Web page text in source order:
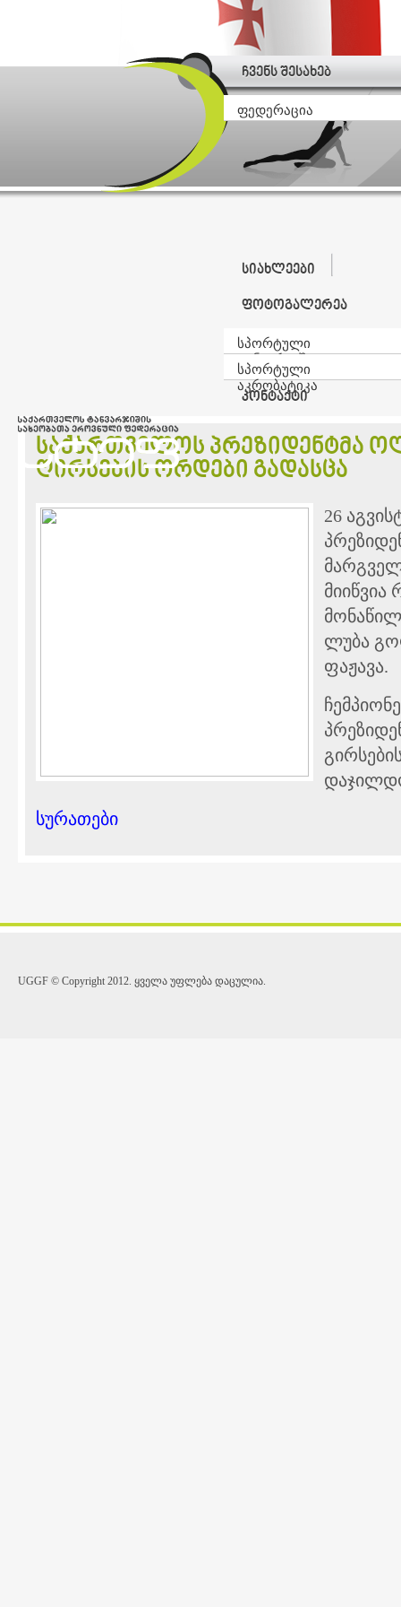
ჩვენს შესახებ
ფედერაცია
სიახლეები
ფოტოგალერეა
სპორტული
ტანვარჯიში
სპორტული
აკრობატიკა
კონტაქტი
საქართველოს პრეზიდენტმა
ღირსების ორდები გადასცა
26
ლუბა
ფაჟავა.
სურათები
UGGF © Copyright 2012. ყველა უფლება დაცულია.